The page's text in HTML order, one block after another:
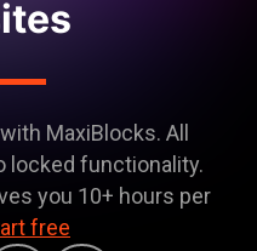
MaxiBlocks. All
locked functionality.
you 10+ hours per
free